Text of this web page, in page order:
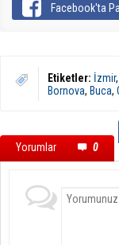
Facebook'ta
Etiketler: İzmir,
Bornova, Buca,
Yorumlar 0